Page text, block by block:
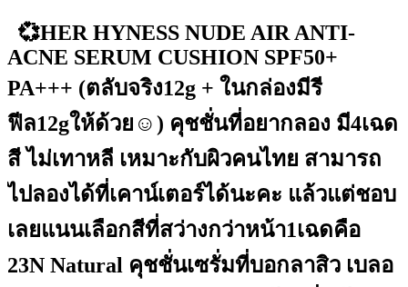
💞HER HYNESS NUDE AIR ANTI-
ACNE SERUM CUSHION SPF50+
PA+++ (ตลับจริง12g + ในกล่องมีรี
ฟีล12gให้ด้วย☺️) คุชชั่นที่อยากลอง มี4เฉด
สี ไม่เทาหลี เหมาะกับผิวคนไทย สามารถ
ไปลองได้ที่เคาน์เตอร์ได้นะคะ แล้วแต่ชอบ
เลยแนนเลือกสีที่สว่างกว่าหน้า1เฉดคือ
23N Natural คุชชั่นเซรั่มที่บอกลาสิว เบลอ